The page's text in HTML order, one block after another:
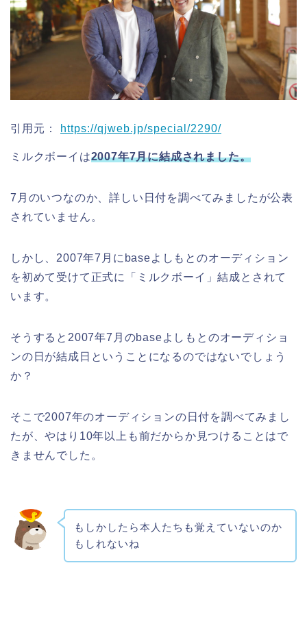
引用元： https://qjweb.jp/special/2290/
ミルクボーイは2007年7月に結成されました。
7月のいつなのか、詳しい日付を調べてみましたが公表
されていません。
しかし、2007年7月にbaseよしもとのオーディション
を初めて受けて正式に「ミルクボーイ」結成とされて
います。
そうすると2007年7月のbaseよしもとのオーディショ
ンの日が結成日ということになるのではないでしょう
か？
そこで2007年のオーディションの日付を調べてみまし
たが、やはり10年以上も前だからか見つけることはで
きませんでした。
もしかしたら本人たちも覚えていないのか
もしれないね